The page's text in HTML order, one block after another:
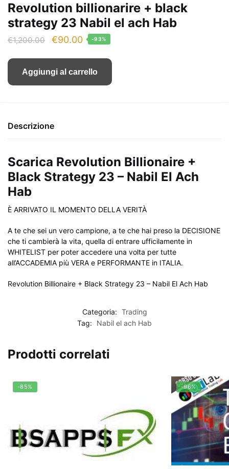
Revolution billionarire + black
strategy 23 Nabil el ach Hab
€1,200.00
Il
originale
€90.00Il
attuale
-93%
Aggiungi al carrello
Descrizione
Scarica Revolution Billionaire +
Black Strategy 23 – Nabil El Ach
Hab
È ARRIVATO IL MOMENTO DELLA VERITÀ
A te che sei un vero campione, a te che hai preso la DECISIONE
che ti cambierà la vita, quella di entrare ufficilamente in
WHITELIST per poter accedere una volta per tutte
all’ACCADEMIA più VERA e PERFORMANTE in ITALIA.
Revolution Billionaire + Black Strategy 23 – Nabil El Ach Hab
Categoria: Trading
Tag:
Nabil el ach Hab
Prodotti correlati
-85% -96%